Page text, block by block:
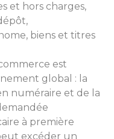
et hors charges,
biens et titres
est
global : la
numéraire et de la
à première
excéder un